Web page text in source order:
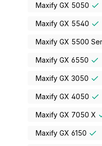
Maxify GX 5050
Maxify GX 5540
Maxify GX 5500
Maxify GX 6550
Maxify GX 3050
Maxify GX 4050
Maxify GX 7050 X
Maxify GX 6150